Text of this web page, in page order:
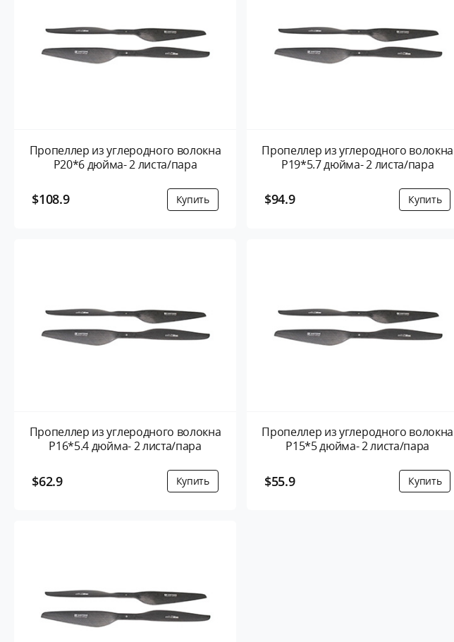
Пропеллер из углеродного волокна
P20*6 дюйма- 2 листа/пара
$108.9
Пропеллер из углеродного волокна
P19*5.7 дюйма- 2 листа/пара
$94.9
Пропеллер из углеродного волокна
P16*5.4 дюйма- 2 листа/пара
$62.9
Пропеллер из углеродного волокна
P15*5 дюйма- 2 листа/пара
$55.9